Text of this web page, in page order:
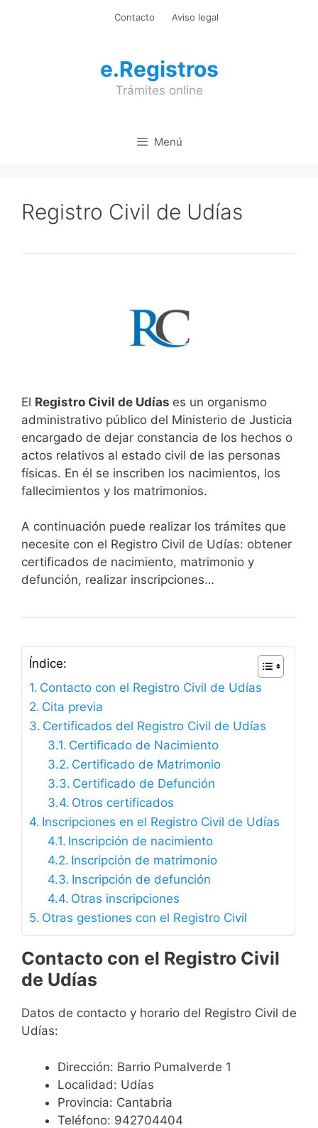
Contacto Aviso legal
e.Registros
Trámites online
Menú
Registro Civil de Udías
El Registro Civil de Udías es un organismo
administrativo público del Ministerio de Justicia
encargado de dejar constancia de los hechos o
actos relativos al estado civil de las personas
físicas. En él se inscriben los nacimientos, los
fallecimientos y los matrimonios.
A continuación puede realizar los trámites que
necesite con el Registro Civil de Udías: obtener
certificados de nacimiento, matrimonio y
defunción, realizar inscripciones…
Índice:
Contacto con el Registro Civil de Udías
Cita previa
Certificados del Registro Civil de Udías
Certificado de Nacimiento
Certificado de Matrimonio
Certificado de Defunción
Otros certificados
Inscripciones en el Registro Civil de Udías
Inscripción de nacimiento
Inscripción de matrimonio
Inscripción de defunción
Otras inscripciones
Otras gestiones con el Registro Civil
Contacto con el Registro Civil
de Udías
Datos de contacto y horario del Registro Civil de
Udías:
Dirección: Barrio Pumalverde 1
Localidad: Udías
Provincia: Cantabria
Teléfono: 942704404